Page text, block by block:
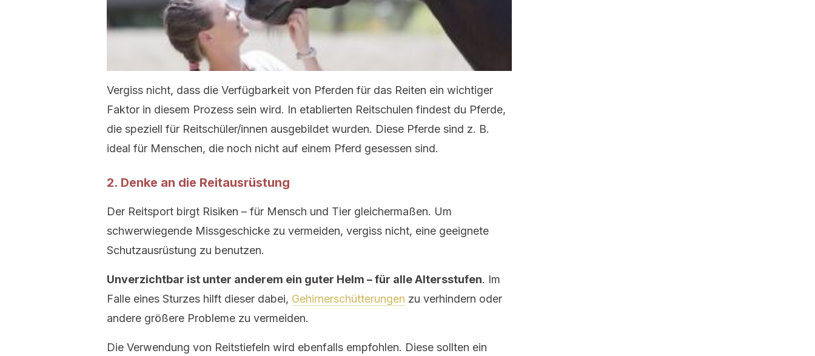
Vergiss nicht, dass die Verfügbarkeit von Pferden für das Reiten ein wichtiger
Faktor in diesem Prozess sein wird. In etablierten Reitschulen findest du Pferde,
die speziell für Reitschüler/innen ausgebildet wurden. Diese Pferde sind z. B.
ideal für Menschen, die noch nicht auf einem Pferd gesessen sind.
2. Denke an die Reitausrüstung
Der Reitsport birgt Risiken – für Mensch und Tier gleichermaßen. Um
schwerwiegende Missgeschicke zu vermeiden, vergiss nicht, eine geeignete
Schutzausrüstung zu benutzen.
Unverzichtbar ist unter anderem ein guter Helm – für alle Altersstufen. Im
Falle eines Sturzes hilft dieser dabei, Gehirnerschütterungen zu verhindern oder
andere größere Probleme zu vermeiden.
Die Verwendung von Reitstiefeln wird ebenfalls empfohlen. Diese sollten ein